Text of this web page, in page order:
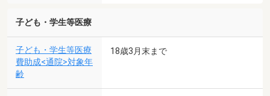
子ども・学生等医療
子ども・学生等医療
費助成<通院>対象年
齢
18歳3月末まで